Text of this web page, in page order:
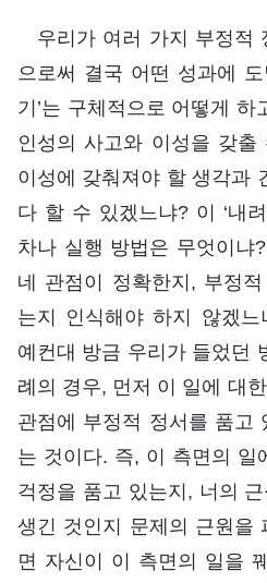
우리가 여러 가지 부정적
으로써 결국 어떤 성과에
기’는 구체적으로 어떻게
인성의 사고와 이성을 갖출
이성에 갖춰져야 할 생각과
다 할 수 있겠느냐? 이 ‘내
차나 실행 방법은 무엇이냐
네 관점이 정확한지, 부정
는지 인식해야 하지 않겠
예컨대 방금 우리가 들었던
례의 경우, 먼저 이 일에 대
관점에 부정적 정서를 품고
는 것이다. 즉, 이 측면의 일
걱정을 품고 있는지, 너의
생긴 것인지 문제의 근원을
면 자신이 이 측면의 일을